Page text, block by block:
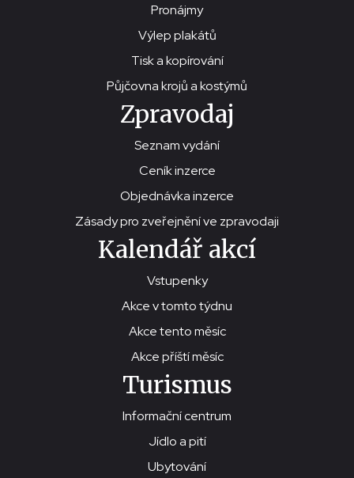
Pronájmy
Výlep plakátů
Tisk a kopírování
Půjčovna krojů a kostýmů
Zpravodaj
Seznam vydání
Ceník inzerce
Objednávka inzerce
Zásady pro zveřejnění ve zpravodaji
Kalendář akcí
Vstupenky
Akce v tomto týdnu
Akce tento měsíc
Akce příští měsíc
Turismus
Informační centrum
Jídlo a pití
Ubytování